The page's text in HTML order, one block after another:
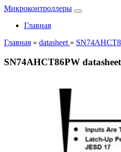
Микроконтроллеры
Главная
Главная » datasheet »
SN74AHCT86PW datasheet